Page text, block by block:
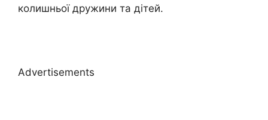
колишньої дружини та дітей.
Advertisements